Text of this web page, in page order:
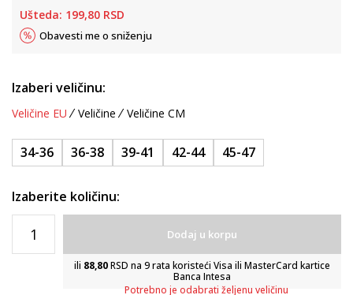
Ušteda: 199,80 RSD
Obavesti me o sniženju
Izaberi veličinu:
Veličine EU Veličine Veličine CM
34-36 36-38 39-41 42-44 45-47
Izaberite količinu:
Dodaj u korpu
ili 88,80RSD na 9 rata koristeći Visa ili MasterCard kartice
Banca Intesa
Potrebno je odabrati željenu veličinu